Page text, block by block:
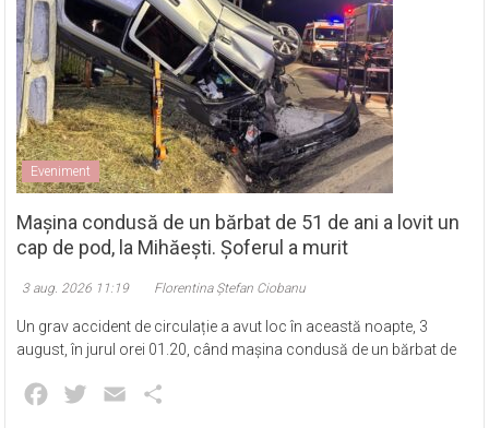
Eveniment
Mașina condusă de un bărbat de 51 de ani a lovit un
cap de pod, la Mihăești. Șoferul a murit
3 aug. 2026 11:19 Florentina Ștefan Ciobanu
Un grav accident de circulație a avut loc în această noapte, 3
august, în jurul orei 01.20, când mașina condusă de un bărbat de
Facebook
Twitter Email